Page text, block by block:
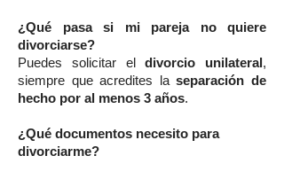
¿Qué pasa si mi pareja no quiere
divorciarse?
Puedes solicitar eldivorcio unilateral ,
siempre que acredites laseparación de
hecho por al menos 3 años.
¿Qué documentos necesito para
divorciarme?